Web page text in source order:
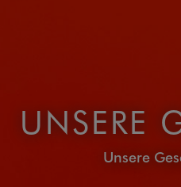
UNSERE
Unsere